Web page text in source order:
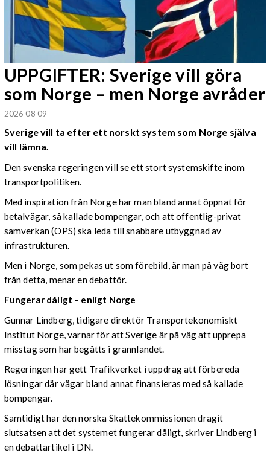
UPPGIFTER: Sverige vill göra
som Norge – men Norge avråder
2026 08 09
Sverige vill ta efter ett norskt system som Norge själva
vill lämna.
Den svenska regeringen vill se ett stort systemskifte inom
transportpolitiken.
Med inspiration från Norge har man bland annat öppnat för
betalvägar, så kallade bompengar, och att offentlig-privat
samverkan (OPS) ska leda till snabbare utbyggnad av
infrastrukturen.
Men i Norge, som pekas ut som förebild, är man på väg bort
från detta, menar en debattör.
Fungerar dåligt – enligt Norge
Gunnar Lindberg, tidigare direktör Transportekonomiskt
Institut Norge, varnar för att Sverige är på väg att upprepa
misstag som har begåtts i grannlandet.
Regeringen har gett Trafikverket i uppdrag att förbereda
lösningar där vägar bland annat finansieras med så kallade
bompengar.
Samtidigt har den norska Skattekommissionen dragit
slutsatsen att det systemet fungerar dåligt, skriver Lindberg i
en debattartikel i DN.